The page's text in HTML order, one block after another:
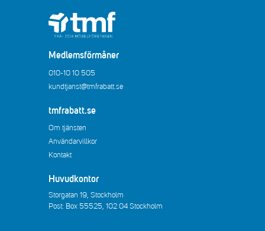
Medlemsförmåner
010-10 10 505
kundtjanst@tmfrabatt.se
tmfrabatt.se
Om tjänsten
Användarvillkor
Kontakt
Huvudkontor
Storgatan 19, Stockholm
Post: Box 55525, 102 04 Stockholm